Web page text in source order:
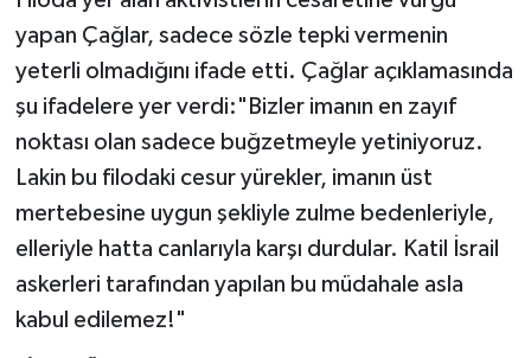
yapan Çağlar, sadece sözle tepki vermenin
yeterli olmadığını ifade etti. Çağlar açıklamasında
şu ifadelere yer verdi:"Bizler imanın en zayıf
noktası olan sadece buğzetmeyle yetiniyoruz.
Lakin bu filodaki cesur yürekler, imanın üst
mertebesine uygun şekliyle zulme bedenleriyle,
elleriyle hatta canlarıyla karşı durdular. Katil İsrail
askerleri tarafından yapılan bu müdahale asla
kabul edilemez!"